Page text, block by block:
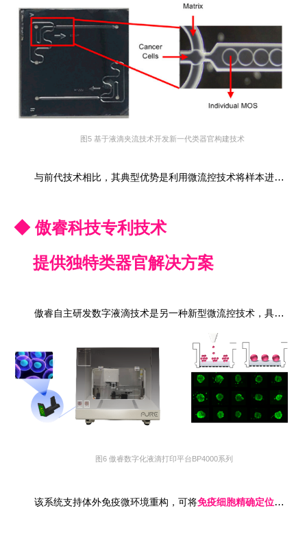
图5 基于液滴夹流技术开发新一代类器官构建技术
与前代技术相比，其典型优势是利用微流控技术将样本进行类似“数字化”处理，形成微系统进行高通量培养，可改善传统培养方案下不同细胞存在竞争抑制而导致评估偏倚，或缺乏免疫/肿瘤微环境对药物效应的偏差[4]。
◆ 傲睿科技专利技术
提供独特类器官解决方案
傲睿自主研发数字液滴技术是另一种新型微流控技术，具有
图6 傲睿数字化液滴打印平台BP4000系列
该系统支持体外免疫微环境重构，可将免疫细胞精确定位递送到3D肿瘤类器官